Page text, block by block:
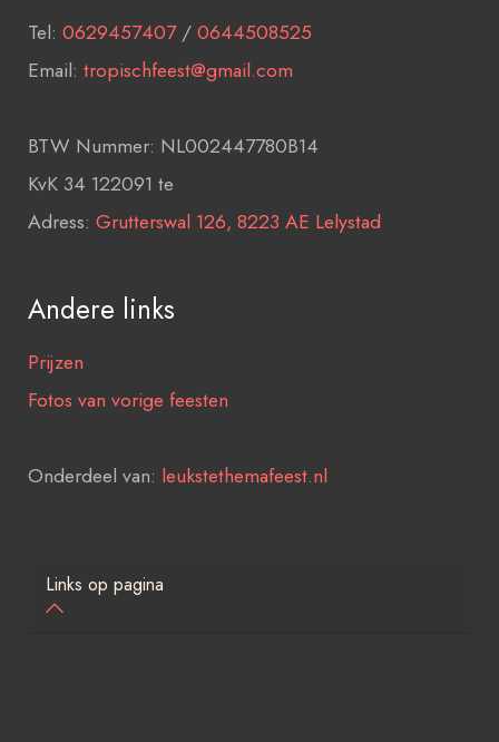
Tel: 0629457407/0644508525
Email: tropischfeest@gmail.com
BTW Nummer: NL002447780B14
KvK 34 122091 te
Adress: Grutterswal 126, 8223 AE Lelystad
Andere links
Prijzen
Fotos van vorige feesten
Onderdeel van: leukstethemafeest.nl
Links op pagina